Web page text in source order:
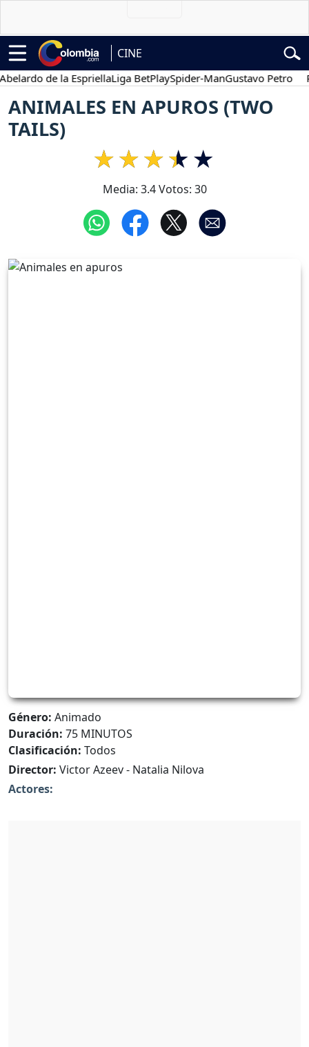
CINE
de la EspriellaLiga BetPlaySpider-ManGustavo Petro
ANIMALES EN APUROS (TWO
TAILS)
Media: 3.4Votos: 30
Género: Animado
Duración: 75 MINUTOS
Clasificación: Todos
Director: Victor Azeev - Natalia Nilova
Actores: